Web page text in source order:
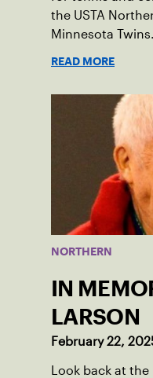
the USTA
Minnesota Twins.
READ MORE
NORTHERN
IN
LARSON
February 22,
Look back at